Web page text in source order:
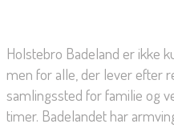
Holstebro Badeland er ikke
men for alle, der lever efter
samlingssted for familie og
timer. Badelandet har